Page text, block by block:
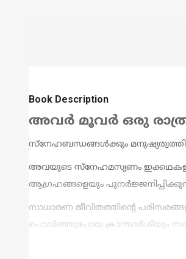
Book Description
അവർ മൂവർ ഒരു
സ്നേഹബന്ധങ്ങൾക്കും
അവയുടെ സ്നേഹമസൃണം
ആഗ്രഹങ്ങളെയും
സാധാരണ ജീവിതത്തിന്റെ
പൊലിഞ്ഞുപോയ ക്രാന്തദർശിയും